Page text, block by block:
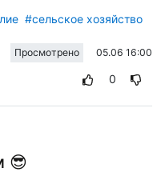
#сельское хозяйство
Просмотрено 05.06 16:00
0
😎